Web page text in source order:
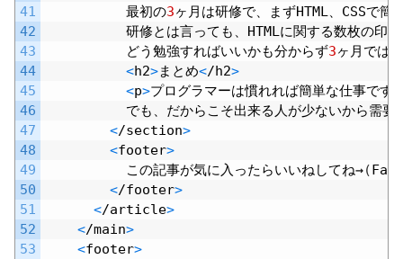
41
42
43
44
45
46
47
48
49
50
51
52
53
最初の3ヶ月は研修で、まずHTML CSSで簡
研修とは言っても、 HTML に関する数枚の印
どう勉強すればいいかも分からず3ヶ月では
<h2>まとめ</h2>
<p>プログラマーは慣れれば簡単な仕事です
でも、だからこそ出来る人が少ないから需要
</section>
<footer>
この記事が気に入ったらいいねしてね→(
</footer>
</article>
</main>
<footer>